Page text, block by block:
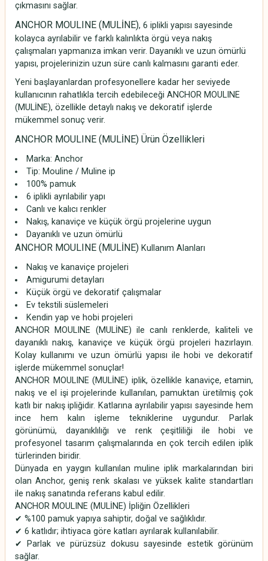
çıkmasını sağlar.
ANCHOR MOULINE (MULİNE), 6 iplikli yapısı sayesinde
kolayca ayrılabilir ve farklı kalınlıkta örgü veya nakış
çalışmaları yapmanıza imkan verir. Dayanıklı ve uzun ömürlü
yapısı, projelerinizin uzun süre canlı kalmasını garanti eder.
Yeni başlayanlardan profesyonellere kadar her seviyede
kullanıcının rahatlıkla tercih edebileceği ANCHOR MOULINE
(MULİNE), özellikle detaylı nakış ve dekoratif işlerde
mükemmel sonuç verir.
ANCHOR MOULINE (MULİNE) Ürün Özellikleri
Marka:Anchor
Tip: Mouline / Muline ip
100% pamuk
6 iplikli ayrılabilir yapı
Canlı ve kalıcı renkler
Nakış, kanaviçe ve küçük örgü projelerine uygun
Dayanıklı ve uzun ömürlü
ANCHOR MOULINE (MULİNE) Kullanım Alanları
Nakış ve kanaviçe projeleri
Amigurumi detayları
Küçük örgü ve dekoratif çalışmalar
Ev tekstili süslemeleri
Kendin yap ve hobi projeleri
ANCHOR MOULINE (MULİNE) ile canlı renklerde, kaliteli ve
dayanıklı nakış, kanaviçe ve küçük örgü projeleri hazırlayın.
Kolay kullanımı ve uzun ömürlü yapısı ile hobi ve dekoratif
işlerde mükemmel sonuçlar!
ANCHOR MOULINE (MULİNE) iplik, özellikle kanaviçe, etamin,
nakış ve el işi projelerinde kullanılan, pamuktan üretilmiş çok
katlı bir nakış ipliğidir. Katlarına ayrılabilir yapısı sayesinde hem
ince hem kalın işleme tekniklerine uygundur. Parlak
görünümü, dayanıklılığı ve renk çeşitliliği ile hobi ve
profesyonel tasarım çalışmalarında en çok tercih edilen iplik
türlerinden biridir.
Dünyada en yaygın kullanılan muline iplik markalarından biri
olan Anchor, geniş renk skalası ve yüksek kalite standartları
ile nakış sanatında referans kabul edilir.
ANCHOR MOULINE (MULİNE) İpliğin Özellikleri
✔ %100 pamuk yapıya sahiptir, doğal ve sağlıklıdır.
✔ 6 katlıdır; ihtiyaca göre katları ayrılarak kullanılabilir.
✔ Parlak ve pürüzsüz dokusu sayesinde estetik görünüm
sağlar.